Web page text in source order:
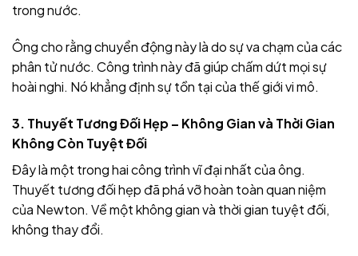
trong nước.
Ông cho rằng chuyển động này là do sự va chạm của các
phân tử nước. Công trình này đã giúp chấm dứt mọi sự
hoài nghi. Nó khẳng định sự tồn tại của thế giới vi mô.
3. Thuyết Tương Đối Hẹp – Không Gian và Thời Gian
Không Còn Tuyệt Đối
Đây là một trong hai công trình vĩ đại nhất của ông.
Thuyết tương đối hẹp đã phá vỡ hoàn toàn quan niệm
của Newton. Về một không gian và thời gian tuyệt đối,
không thay đổi.